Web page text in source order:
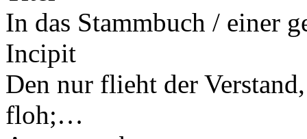
In das Stammbuch / einer
Incipit
Den nur flieht der
floh;…